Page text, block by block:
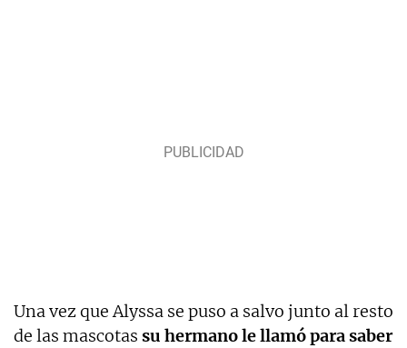
Una vez que Alyssa se puso a salvo junto al resto
de las mascotas su hermano le llamó para saber